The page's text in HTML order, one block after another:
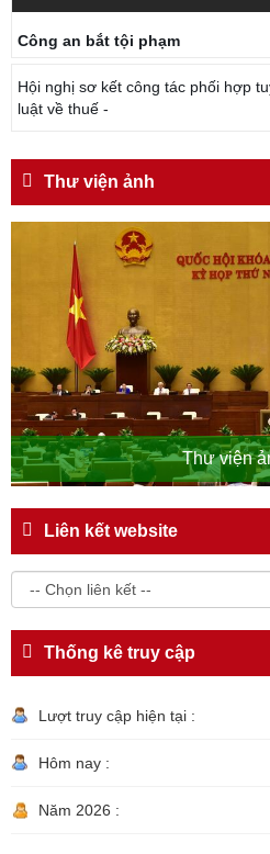
Công an bắt tội phạm
Hội nghị sơ kết công tác phối hợp
luật về thuế -
Thư viện ảnh
Thư viện
Liên kết website
Thống kê truy cập
Lượt truy cập hiện tại :
Hôm nay :
Năm 2026 :